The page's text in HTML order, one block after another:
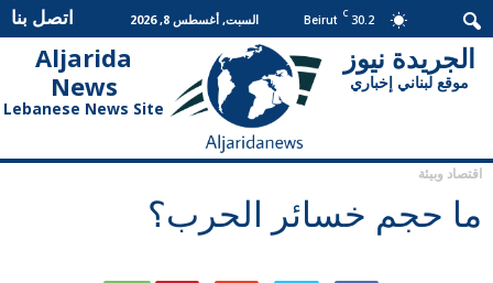
30.2
C
Beirut السبت, أغسطس 8, 2026 اتصل بنا
Aljarida
News
Lebanese News Site
الجريدة
نيوز
الجريدة نيوز
موقع لبناني إخباري
اقتصاد وبيئة
ما حجم خسائر الحرب؟